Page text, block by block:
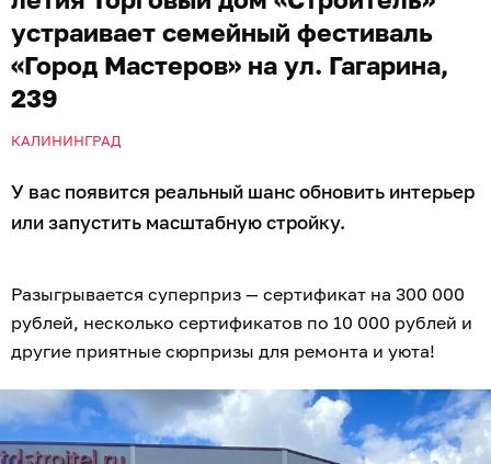
устраивает семейный фестиваль
«Город Мастеров» на ул. Гагарина,
239
КАЛИНИНГРАД
У вас появится реальный шанс обновить интерьер
или запустить масштабную стройку.
Разыгрывается суперприз — сертификат на 300 000
рублей, несколько сертификатов по 10 000 рублей и
другие приятные сюрпризы для ремонта и уюта!